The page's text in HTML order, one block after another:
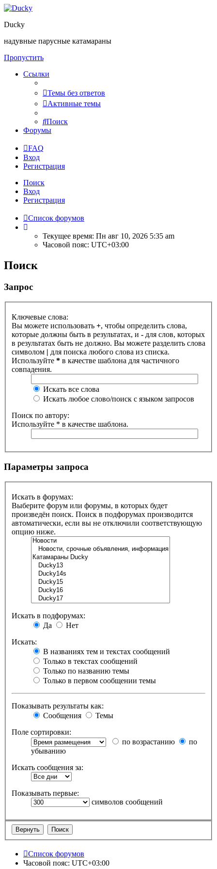
Ducky
надувные парусные катамараны
Пропустить
Ссылки
Темы без ответов
Активные темы
Поиск
Форумы
FAQ
Вход
Регистрация
Поиск
Вход
Регистрация
Список форумов
Текущее время: Пн авг 10, 2026 5:35 am
Часовой пояс: UTC+03:00
Поиск
Запрос
Ключевые слова:
Вы можете использовать +, чтобы определить слова,
которые должны быть в результатах, и - для слов, которых
в результатах быть не должно. Вы можете разделить слова
символом | для поиска любого слова из списка.
Используйте * в качестве шаблона для частичного
совпадения.
Искать все слова
Искать любое слово/поиск с языком запросов
Поиск по автору:
Используйте * в качестве шаблона.
Параметры запроса
Искать в форумах:
Выберите форум или форумы, в которых будет
произведён поиск. Поиск в подфорумах производится
автоматически, если вы не отключили соответствующую
опцию ниже.
Искать в подфорумах:
Да
Нет
Искать:
В названиях тем и текстах сообщений
Только в текстах сообщений
Только по названию темы
Только в первом сообщении темы
Показывать результаты как:
Сообщения
Темы
Поле сортировки:
по возрастанию
по
убыванию
Искать сообщения за:
Показывать первые:
символов сообщений
Список форумов
Часовой пояс: UTC+03:00